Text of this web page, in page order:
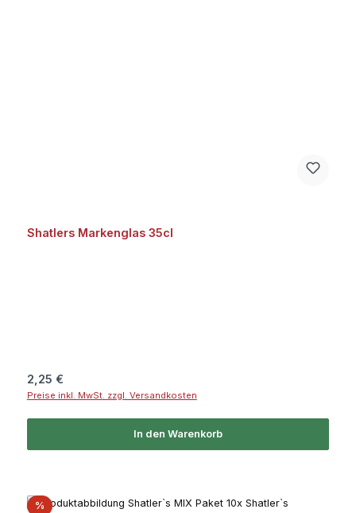
Shatlers Markenglas 35cl
Regulärer Preis:
2,25 €
Preise inkl. MwSt. zzgl. Versandkosten
In den Warenkorb
%Rabatt